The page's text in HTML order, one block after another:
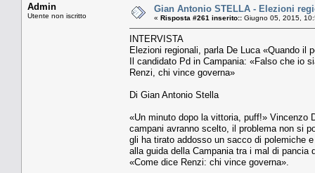
Admin
Utente non iscritto
Gian Antonio STELLA - Elezioni
« Risposta #261 inserito:: Giugno 05, 2015,
INTERVISTA
Elezioni regionali, parla De Luca «Quando il
Il candidato Pd in Campania: «Falso che io
Renzi, chi vince governa»
Di Gian Antonio Stella
«Un minuto dopo la vittoria, puff!» Vincenzo
campani avranno scelto, il problema non si
gli ha tirato addosso un sacco di polemiche
alla guida della Campania tra i mal di
«Come dice Renzi: chi vince governa».